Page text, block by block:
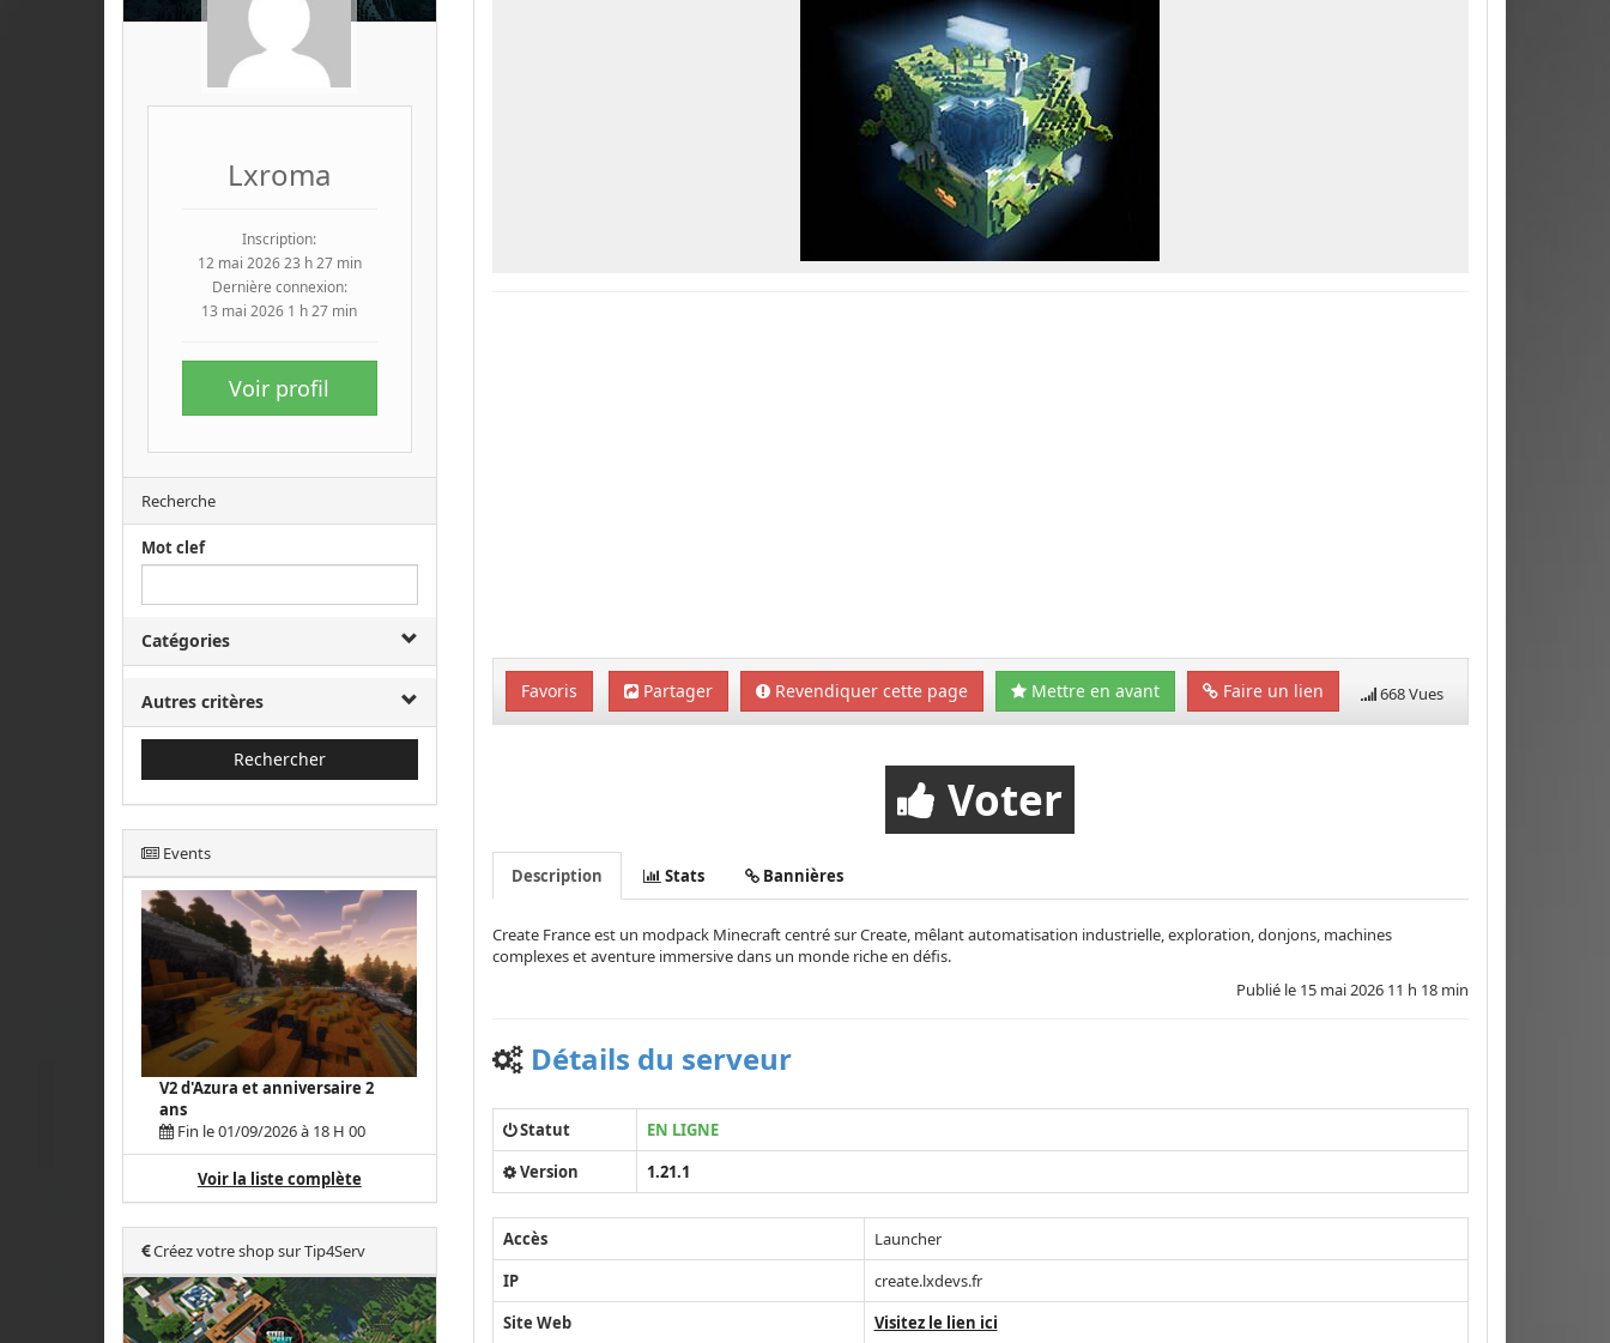
Lxroma
Inscription:
12 mai 2026 23 h 27 min
Dernière connexion:
13 mai 2026 1 h 27 min
Voir profil
Recherche
Mot clef
Catégories
Autres critères
Rechercher
Events
V2 d'Azura et anniversaire 2
ans
Fin le 01/09/2026 à 18 H 00
Voir la liste complète
Créez votre shop sur Tip4Serv
Favoris Partager Revendiquer cette page Mettre en avant Faire un lien 668 Vues
Voter
Description Stats Bannières
Create France est un modpack Minecraft centré sur Create, mêlant automatisation industrielle, exploration, donjons, machines
complexes et aventure immersive dans un monde riche en défis.
Publié le 15 mai 2026 11 h 18 min
Détails du serveur
Statut
EN LIGNE
Version
1.21.1
Accès
Launcher
IP
create.lxdevs.fr
Site Web
Visitez le lien ici